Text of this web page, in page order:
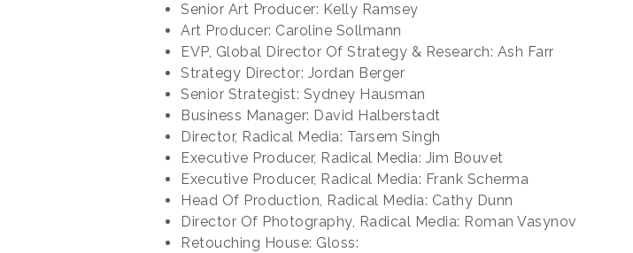
Senior Art Producer: Kelly Ramsey
Art Producer: Caroline Sollmann
EVP, Global Director Of Strategy & Research: Ash Farr
Strategy Director: Jordan Berger
Senior Strategist: Sydney Hausman
Business Manager: David Halberstadt
Director, Radical Media: Tarsem Singh
Executive Producer, Radical Media: Jim Bouvet
Executive Producer, Radical Media: Frank Scherma
Head Of Production, Radical Media: Cathy Dunn
Director Of Photography, Radical Media: Roman Vasynov
Retouching House: Gloss: